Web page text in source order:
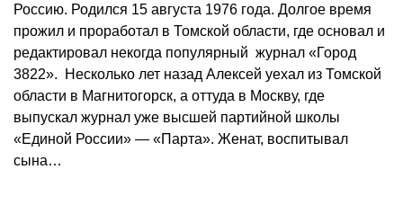
Россию. Родился 15 августа 1976 года. Долгое время
прожил и проработал в Томской области, где основал и
редактировал некогда популярный журнал «Город
3822». Несколько лет назад Алексей уехал из Томской
области в Магнитогорск, а оттуда в Москву, где
выпускал журнал уже высшей партийной школы
«Единой России» — «Парта». Женат, воспитывал
сына…